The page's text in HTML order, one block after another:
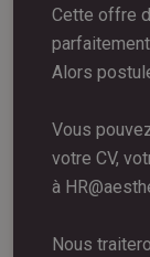
Cette offre
Alors
Vous
votre CV,
à
Nous